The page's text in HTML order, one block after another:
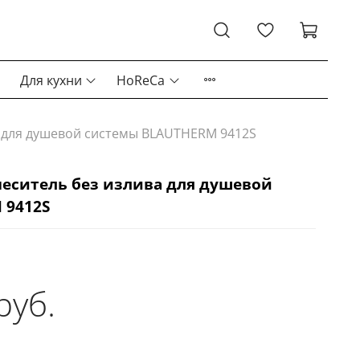
Для кухни HoReCa
душевой системы BLAUTHERM 9412S
без излива для душевой